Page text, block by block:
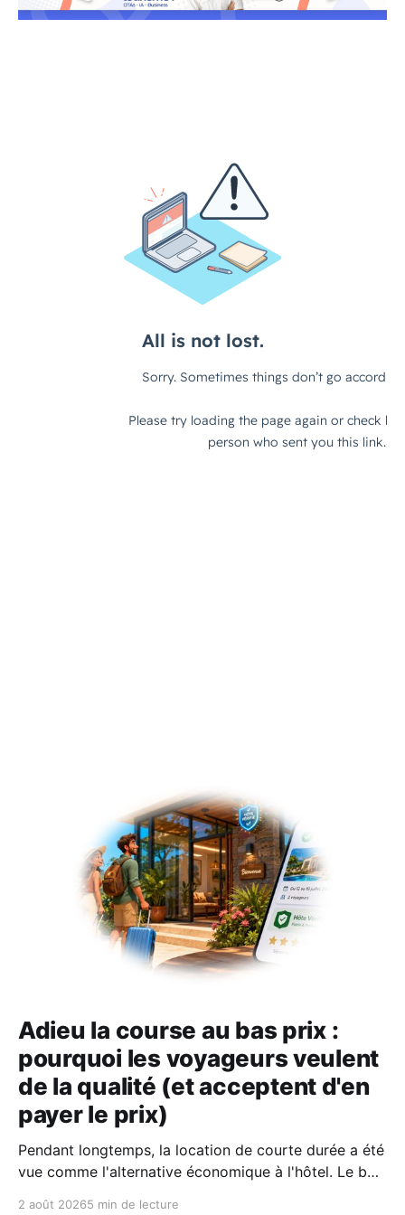
Adieu la course au bas prix :
pourquoi les voyageurs veulent
de la qualité (et acceptent d'en
payer le prix)
Pendant longtemps, la location de courte durée a été
vue comme l'alternative économique à l'hôtel. Le bon
2 août 20265 min de lecture